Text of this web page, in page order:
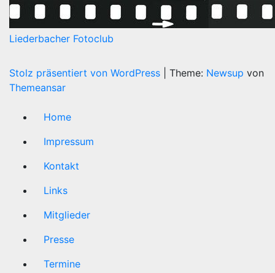
Liederbacher Fotoclub
Stolz präsentiert von WordPress Theme: Newsup von
Themeansar
Home
Impressum
Kontakt
Links
Mitglieder
Presse
Termine